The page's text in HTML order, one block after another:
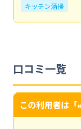
キッチン清掃
口コミ一覧
この利用者は「